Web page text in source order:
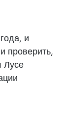
и
проверить,
Лусе